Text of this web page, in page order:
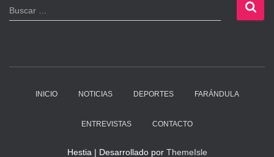
B
u
Buscar …
INICIO NOTICIAS DEPORTES FARÁNDULA
ENTREVISTAS CONTACTO
Hestia | Desarrollado por ThemeIsle